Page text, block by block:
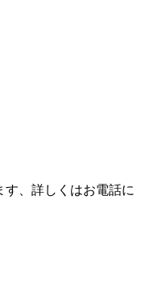
す、詳しくはお電話に